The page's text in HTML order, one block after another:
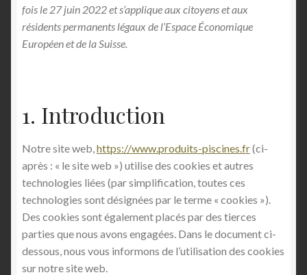
Mon compte
Page d’accueil
Politique de confidentialité
Politique de cookies (UE)
Store Manager
Validation de la commande
Vendeur Dashboard
fois le 27 juin 2022 et s’applique aux citoyens et aux
résidents permanents légaux de l’Espace Économique
Européen et de la Suisse.
1. Introduction
Notre site web,https://www.produits-piscines.fr(ci-
après : « le site web ») utilise des cookies et autres
technologies liées (par simplification, toutes ces
technologies sont désignées par le terme « cookies »).
Des cookies sont également placés par des tierces
parties que nous avons engagées. Dans le document ci-
dessous, nous vous informons de l’utilisation des cookies
sur notre site web.